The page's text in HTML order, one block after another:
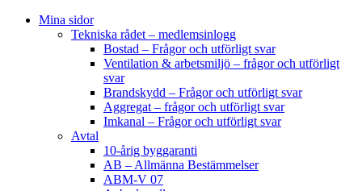
Mina sidor
Tekniska rådet – medlemsinlogg
Bostad – Frågor och utförligt svar
Ventilation & arbetsmiljö – frågor och utförligt
svar
Brandskydd – Frågor och utförligt svar
Aggregat – frågor och utförligt svar
Imkanal – Frågor och utförligt svar
Avtal
10-årig byggaranti
AB – Allmänna Bestämmelser
ABM-V 07